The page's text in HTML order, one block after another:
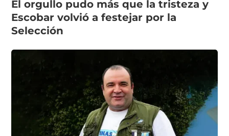
El orgullo pudo más que la tristeza y
Escobar volvió a festejar por la
Selección